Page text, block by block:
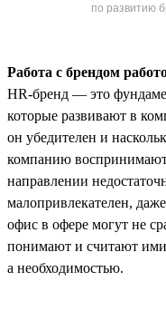
по развитию
Работа с брендом
HR-бренд — это
которые развивают в
он убедителен и
компанию
направлении
малопривлекателен,
офис в офере могут не
понимают и считают
а необходимостью.